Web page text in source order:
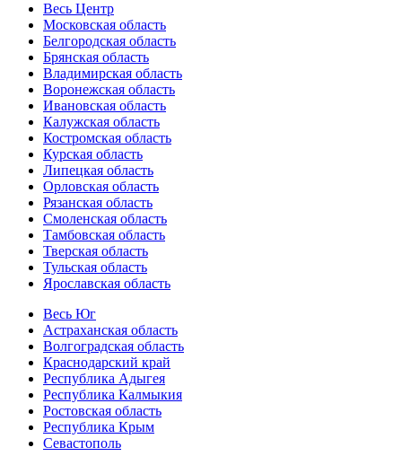
Весь Центр
Московская область
Белгородская область
Брянская область
Владимирская область
Воронежская область
Ивановская область
Калужская область
Костромская область
Курская область
Липецкая область
Орловская область
Рязанская область
Смоленская область
Тамбовская область
Тверская область
Тульская область
Ярославская область
Весь Юг
Астраханская область
Волгоградская область
Краснодарский край
Республика Адыгея
Республика Калмыкия
Ростовская область
Республика Крым
Севастополь